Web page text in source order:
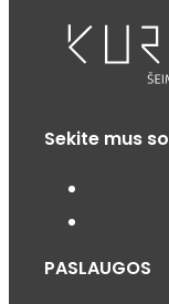
Sekite mus
PASLAUGOS